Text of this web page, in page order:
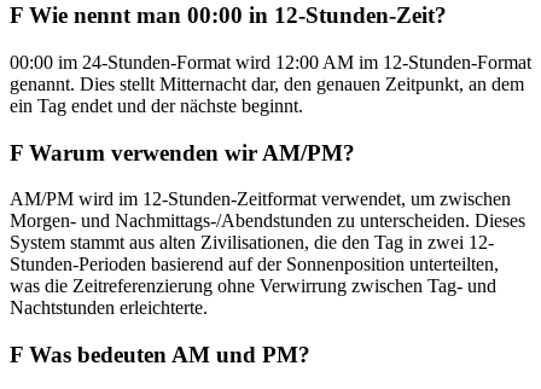
F Wie nennt man 00:00 in 12-Stunden-Zeit?
00:00 im 24-Stunden-Format wird 12:00 AM im 12-Stunden-Format
genannt. Dies stellt Mitternacht dar, den genauen Zeitpunkt, an dem
ein Tag endet und der nächste beginnt.
F Warum verwenden wir AM/PM?
AM/PM wird im 12-Stunden-Zeitformat verwendet, um zwischen
Morgen- und Nachmittags-/Abendstunden zu unterscheiden. Dieses
System stammt aus alten Zivilisationen, die den Tag in zwei 12-
Stunden-Perioden basierend auf der Sonnenposition unterteilten,
was die Zeitreferenzierung ohne Verwirrung zwischen Tag- und
Nachtstunden erleichterte.
F Was bedeuten AM und PM?